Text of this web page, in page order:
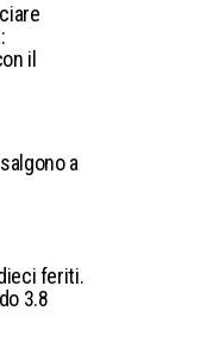
il
a
feriti.
3.8